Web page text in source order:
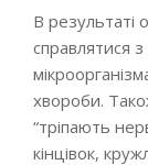
В результаті
справлятися з
хвороби.
“тріпають
кінцівок,